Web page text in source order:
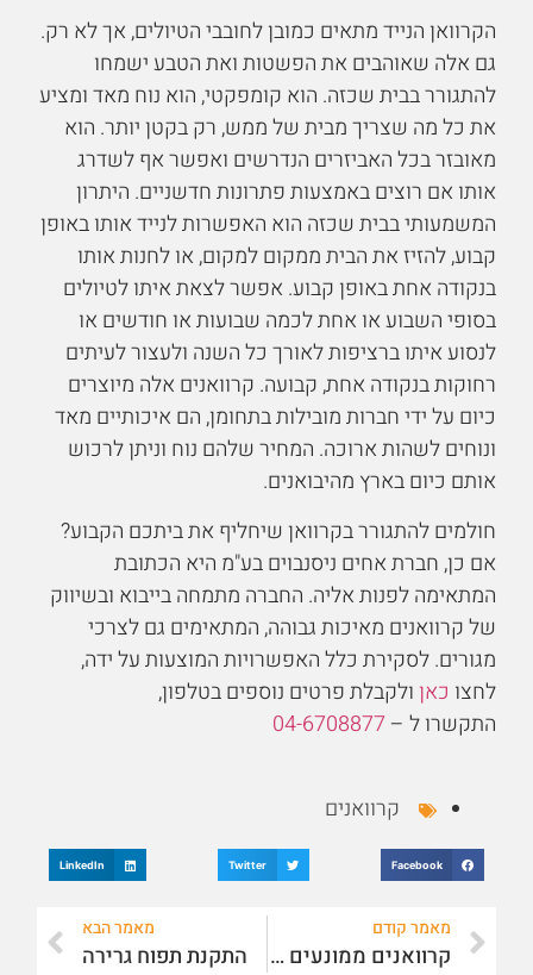
הקרוואן הנייד מתאים כמובן לחובבי הטיולים, אך לא רק.
גם אלה שאוהבים את הפשטות ואת הטבע ישמחו
להתגורר בבית שכזה. הוא קומפקטי, הוא נוח מאד ומציע
את כל מה שצריך מבית של ממש, רק בקטן יותר. הוא
מאובזר בכל האביזרים הנדרשים ואפשר אף לשדרג
אותו אם רוצים באמצעות פתרונות חדשניים. היתרון
המשמעותי בבית שכזה הוא האפשרות לנייד אותו באופן
קבוע, להזיז את הבית ממקום למקום, או לחנות אותו
בנקודה אחת באופן קבוע. אפשר לצאת איתו לטיולים
בסופי השבוע או אחת לכמה שבועות או חודשים או
לנסוע איתו ברציפות לאורך כל השנה ולעצור לעיתים
רחוקות בנקודה אחת, קבועה. קרוואנים אלה מיוצרים
כיום על ידי חברות מובילות בתחומן, הם איכותיים מאד
ונוחים לשהות ארוכה. המחיר שלהם נוח וניתן לרכוש
אותם כיום בארץ מהיבואנים.
חולמים להתגורר בקרוואן שיחליף את ביתכם הקבוע?
אם כן, חברת אחים ניסנבוים בע"מ היא הכתובת
המתאימה לפנות אליה. החברה מתמחה בייבוא ובשיווק
של קרוואנים מאיכות גבוהה, המתאימים גם לצרכי
מגורים. לסקירת כלל האפשרויות המוצעות על ידה,
לחצו כאןולקבלת פרטים נוספים בטלפון,
התקשרו ל –04-6708877
קרוואנים
Facebook
Twitter
LinkedIn
מאמר קודם
קרוואנים ממונעים למכירה
מאמר הבא
התקנת תפוח גרירה